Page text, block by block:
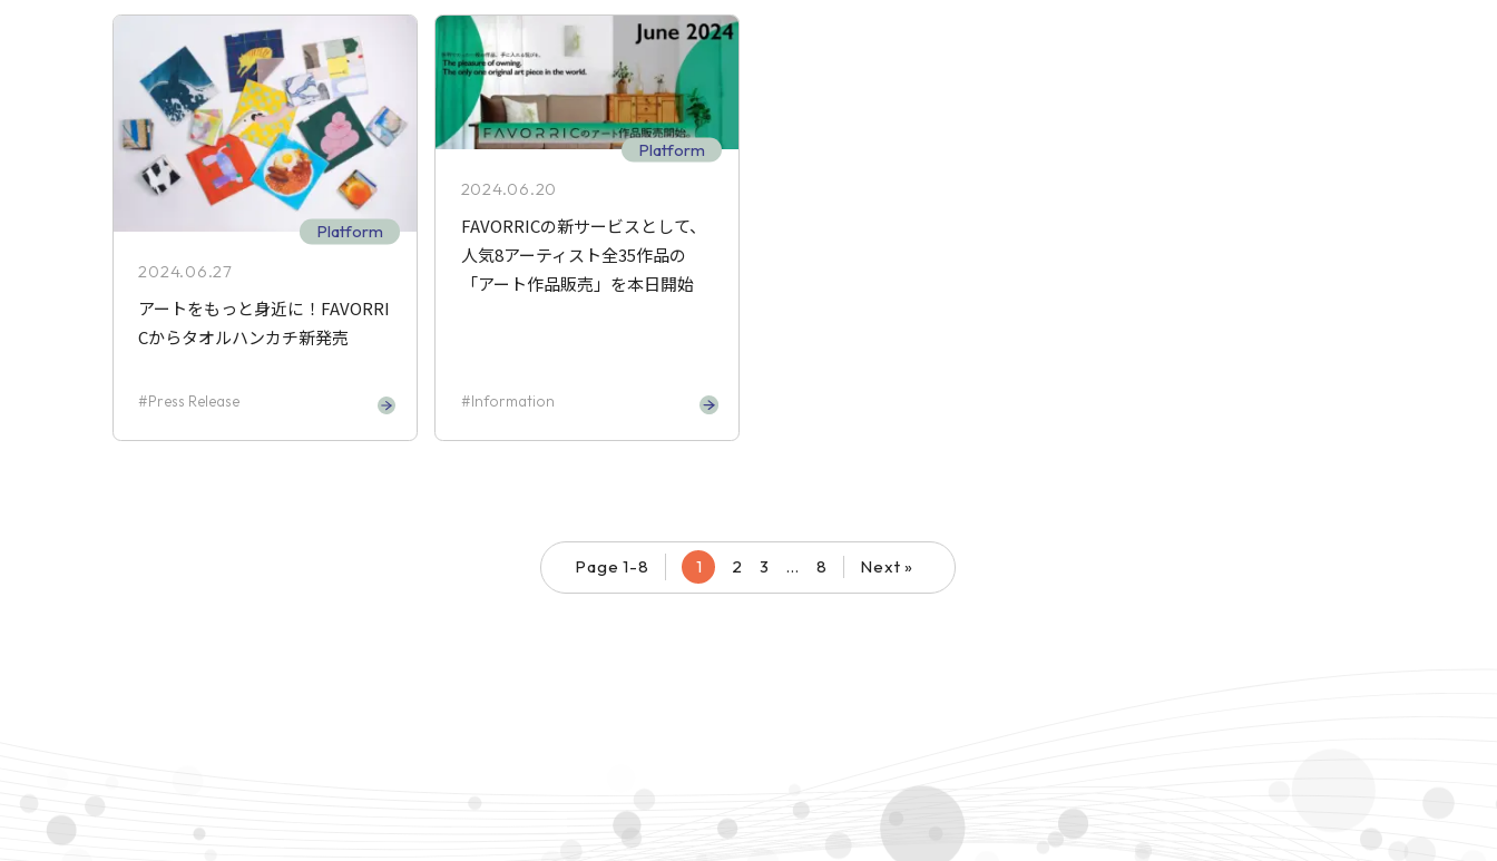
Platform
2024.06.27
アートをもっと身近に！FAVORRI
Cからタオルハンカチ新発売
Press Release
Platform
2024.06.20
FAVORRICの新サービスとして、
人気8アーティスト全35作品の
「アート作品販売」を本日開始
Information
Page 1-8 1 2 3 … 8 Next »